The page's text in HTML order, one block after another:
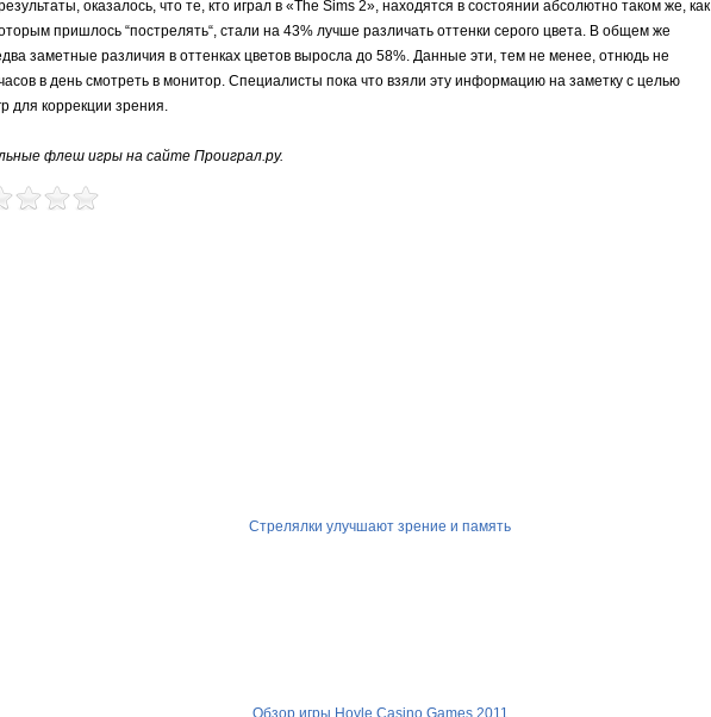
оказалось, что те, кто играл в «The Sims 2», находятся в состоянии абсолютно таком же, как
пришлось “пострелять“, стали на 43% лучше различать оттенки серого цвета. В общем же
заметные различия в оттенках цветов выросла до 58%. Данные эти, тем не менее, отнюдь не
в день смотреть в монитор. Специалисты пока что взяли эту информацию на заметку с целью
для коррекции зрения.
флеш игры на сайте Проиграл.ру.
Стрелялки улучшают зрение и память
Обзор игры Hoyle Casino Games 2011